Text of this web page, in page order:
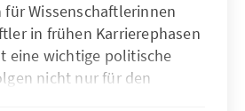
für Wissenschaftlerinnen
in frühen Karrierephasen
eine wichtige politische
nicht nur für den